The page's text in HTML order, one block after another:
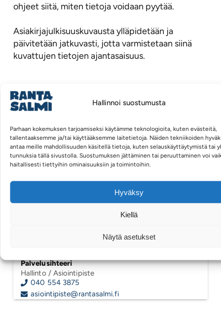
Hallinnoi suostumusta
Parhaan kokemuksen tarjoamiseksi käytämme teknologioita, kuten evästeitä,
tallentaaksemme ja/tai käyttääksemme laitetietoja. Näiden tekniikoiden
antaa meille mahdollisuuden käsitellä tietoja, kuten selauskäyttäytymistä tai
tunnuksia tällä sivustolla. Suostumuksen jättäminen tai peruuttaminen voi
haitallisesti tiettyihin ominaisuuksiin ja toimintoihin.
Hyväksy
Kiellä
Näytä asetukset
ohjeet siitä, miten tietoja voidaan pyytää.
Asiakirjajulkisuuskuvausta ylläpidetään ja
päivitetään jatkuvasti, jotta varmistetaan siinä
kuvattujen tietojen ajantasaisuus.
Tietopyynnöt ja käsittelyajat
Asiakirjataksa
Asiarekisteri ja tietovarannot
Eliel Saarisen tie 2, 58900 Rantasalmi
Palvelusihteeri
Hallinto / Asiointipiste
040 554 3875
asiointipiste@rantasalmi.fi